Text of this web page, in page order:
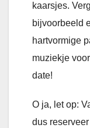
kaarsjes.
bijvoorbeeld
hartvormige
muziekje
date!
O ja, let op:
dus